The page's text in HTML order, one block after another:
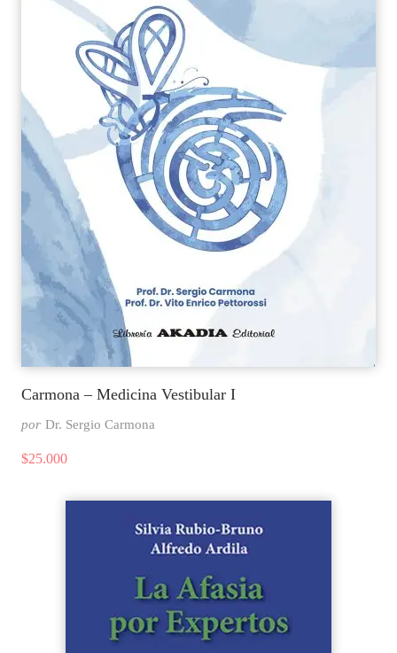
Carmona – Medicina Vestibular I
por Dr. Sergio Carmona
$25.000